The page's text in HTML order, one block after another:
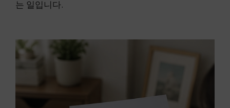
는 일입니다.